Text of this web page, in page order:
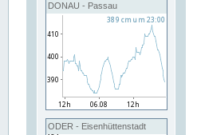
DONAU - Passau
ODER - Eisenhüttenstadt